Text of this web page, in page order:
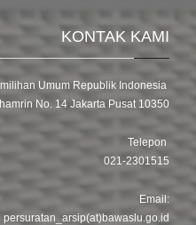
KONTAK KAMI
Umum Republik Indonesia
No. 14 Jakarta Pusat 10350
Telepon
021-2301515
Email:
persuratan_arsip(at)bawaslu.go.id